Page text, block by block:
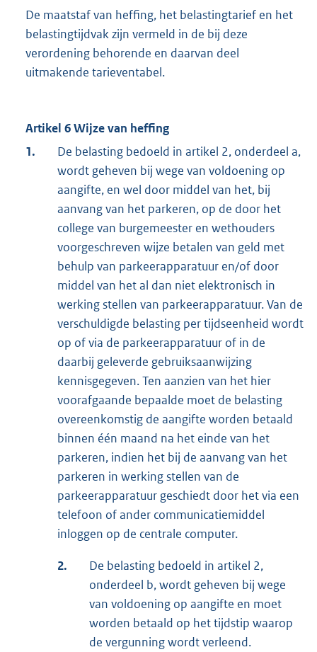
De maatstaf van heffing, het belastingtarief en het
belastingtijdvak zijn vermeld in de bij deze
verordening behorende en daarvan deel
uitmakende tarieventabel.
Artikel 6 Wijze van heffing
1.
De belasting bedoeld in artikel 2, onderdeel a,
wordt geheven bij wege van voldoening op
aangifte, en wel door middel van het, bij
aanvang van het parkeren, op de door het
college van burgemeester en wethouders
voorgeschreven wijze betalen van geld met
behulp van parkeerapparatuur en/of door
middel van het al dan niet elektronisch in
werking stellen van parkeerapparatuur. Van de
verschuldigde belasting per tijdseenheid wordt
op of via de parkeerapparatuur of in de
daarbij geleverde gebruiksaanwijzing
kennisgegeven. Ten aanzien van het hier
voorafgaande bepaalde moet de belasting
overeenkomstig de aangifte worden betaald
binnen één maand na het einde van het
parkeren, indien het bij de aanvang van het
parkeren in werking stellen van de
parkeerapparatuur geschiedt door het via een
telefoon of ander communicatiemiddel
inloggen op de centrale computer.
2.
De belasting bedoeld in artikel 2,
onderdeel b, wordt geheven bij wege
van voldoening op aangifte en moet
worden betaald op het tijdstip waarop
de vergunning wordt verleend.